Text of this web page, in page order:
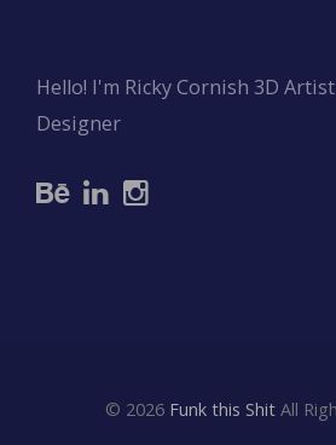
Hello! I'm Ricky Cornish 3D
Designer
© 2026 Funk this Shit All